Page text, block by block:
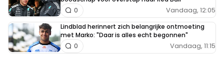
Vandaag, 12:05
0
Lindblad herinnert zich belangrijke ontmoeting
met Marko: "Daar is alles echt begonnen"
Vandaag, 11:15
0